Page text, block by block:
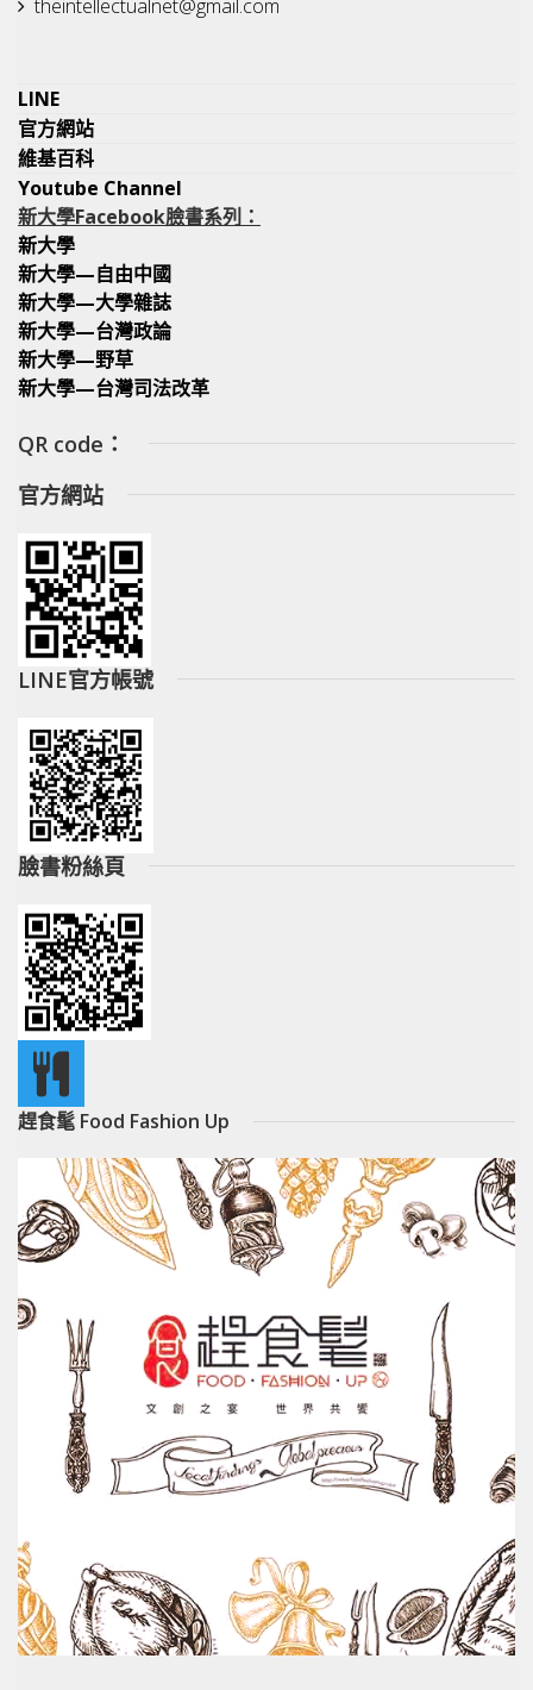
theintellectualnet@gmail.com
LINE
官方網站
維基百科
Youtube Channel
新大學Facebook臉書系列：
新大學
新大學—自由中國
新大學—大學雜誌
新大學—台灣政論
新大學—野草
新大學—台灣司法改革
QR code：
官方網站
LINE官方帳號
臉書粉絲頁
趕食髦 Food Fashion Up